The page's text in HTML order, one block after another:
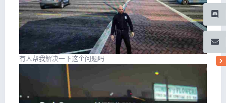
有人帮我解决一下这个问题吗